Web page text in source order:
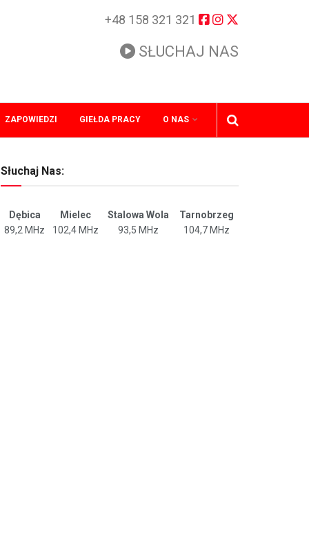
+48 158 321 321
SŁUCHAJ NAS
ZAPOWIEDZI GIEŁDA PRACY O NAS
Słuchaj Nas:
Dębica Mielec Stalowa Wola
Tarnobrzeg
89,2 MHz
102,4 MHz 93,5 MHz 104,7 MHz